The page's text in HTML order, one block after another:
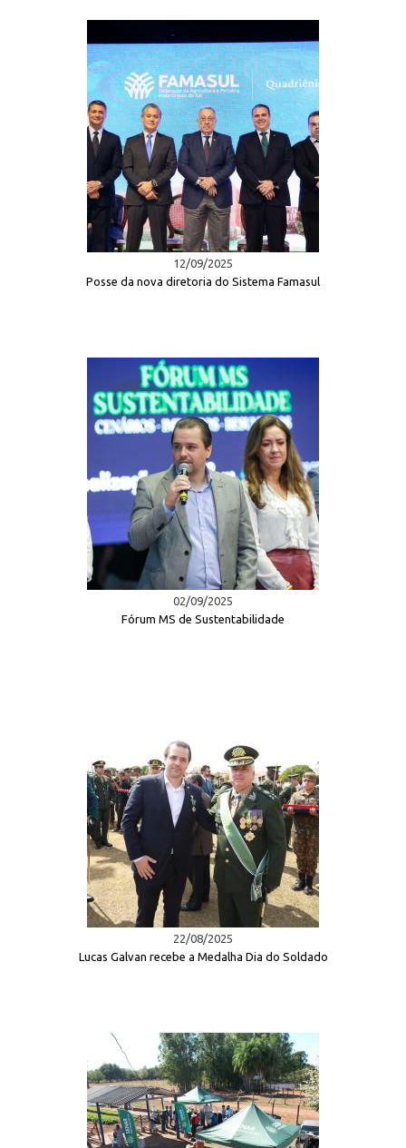
12/09/2025
Posse da nova diretoria do Sistema Famasul
02/09/2025
Fórum MS de Sustentabilidade
22/08/2025
Lucas Galvan recebe a Medalha Dia do Soldado